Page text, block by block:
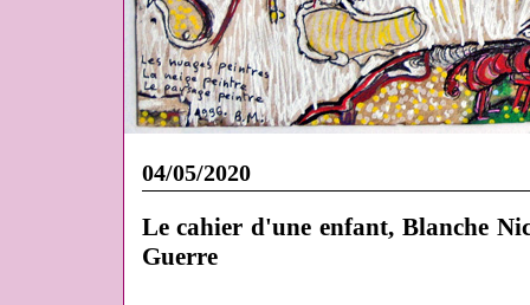
04/05/2020
Le cahier d'une enfant, Blanche
Guerre